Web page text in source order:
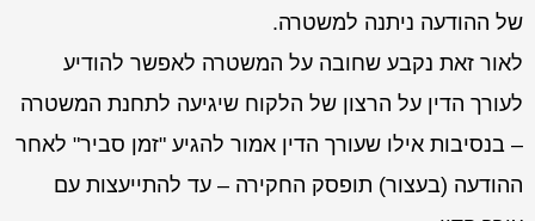
של ההודעה ניתנה למשטרה.
לאור זאת נקבע שחובה על המשטרה לאפשר להודיע
לעורך הדין על הרצון של הלקוח שיגיעה לתחנת המשטרה
– בנסיבות אילו שעורך הדין אמור להגיע "זמן סביר" לאחר
ההודעה (בעצור) תופסק החקירה – עד להתייעצות עם